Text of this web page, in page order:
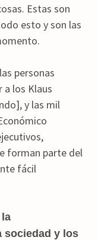
Estas son
esto y son las
personas
a los Klaus
y las mil
forman parte del
fácil
la
sociedad y los